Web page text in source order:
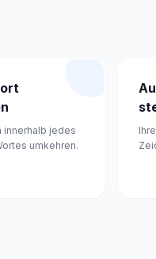
innerhalb jedes
umkehren.